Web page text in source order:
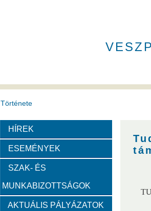
Története
A VEAB története
Díjak
Emlékérem
HÍREK
ESEMÉNYEK
SZAK- ÉS
MUNKABIZOTTSÁGOK
AKTUÁLIS PÁLYÁZATOK